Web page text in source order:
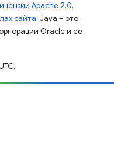
Apache 2.0.
сайта. Java – это
Oracle и ее